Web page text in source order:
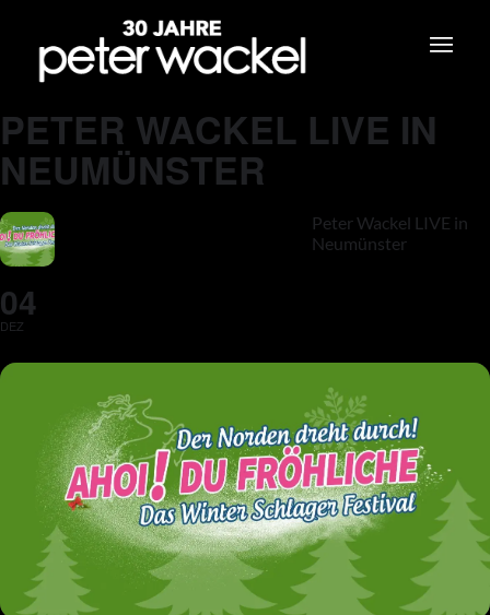
PETER WACKEL LIVE IN
NEUMÜNSTER
04
DEZ
Peter Wackel LIVE in
Neumünster